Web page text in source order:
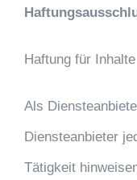
Haftung für Inhalte
Als
Diensteanbieter
Tätigkeit